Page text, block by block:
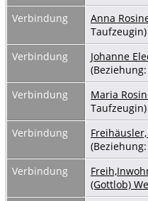
Verbindung
Anna
Taufzeugin)
Verbindung
Johanne
Verbindung
Maria
Taufzeugin)
Verbindung
Verbindung
(Gottlob)